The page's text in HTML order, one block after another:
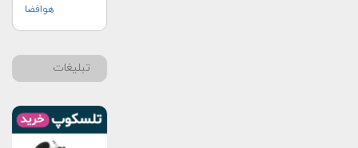
هوافضا
تبلیغات